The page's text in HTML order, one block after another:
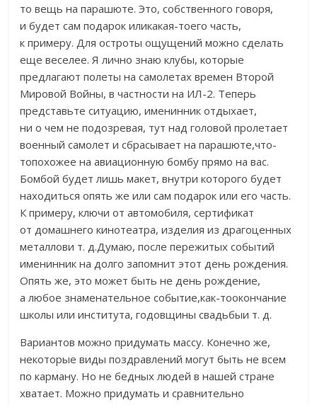
то вещь на парашюте. Это, собственного говоря,
и будет сам подарок иликакая-тоего часть,
к примеру. Для остроты ощущений можно сделать
еще веселее. Я лично знаю клубы, которые
предлагают полеты на самолетах времен Второй
Мировой Войны, в частности на ИЛ-2. Теперь
представьте ситуацию, именинник отдыхает,
ни о чем не подозревая, тут над головой пролетает
военный самолет и сбрасывает на парашюте,что-
топохожее на авиационную бомбу прямо на вас.
Бомбой будет лишь макет, внутри которого будет
находиться опять же или сам подарок или его часть.
К примеру, ключи от автомобиля, сертификат
от домашнего кинотеатра, изделия из драгоценных
металлови т. д.Думаю, после пережитых событий
именинник на долго запомнит этот день рождения.
Опять же, это может быть не день рождение,
а любое знаменательное событие,как-тоокончание
школы или института, годовщины свадьбыи т. д.
Вариантов можно придумать массу. Конечно же,
некоторые виды поздравлений могут быть не всем
по карману. Но не бедных людей в нашей стране
хватает. Можно придумать и сравнительно